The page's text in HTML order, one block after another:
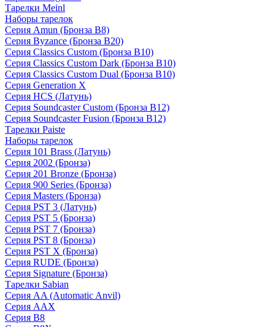
Тарелки Meinl
Наборы тарелок
Серия Amun (Бронза B8)
Серия Byzance (Бронза B20)
Серия Classics Custom (Бронза B10)
Серия Classics Custom Dark (Бронза B10)
Серия Classics Custom Dual (Бронза B10)
Серия Generation X
Серия HCS (Латунь)
Серия Soundcaster Custom (Бронза B12)
Серия Soundcaster Fusion (Бронза B12)
Тарелки Paiste
Наборы тарелок
Серия 101 Brass (Латунь)
Серия 2002 (Бронза)
Серия 201 Bronze (Бронза)
Серия 900 Series (Бронза)
Серия Masters (Бронза)
Серия PST 3 (Латунь)
Серия PST 5 (Бронза)
Серия PST 7 (Бронза)
Серия PST 8 (Бронза)
Серия PST X (Бронза)
Серия RUDE (Бронза)
Серия Signature (Бронза)
Тарелки Sabian
Серия AA (Automatic Anvil)
Серия AAX
Серия B8